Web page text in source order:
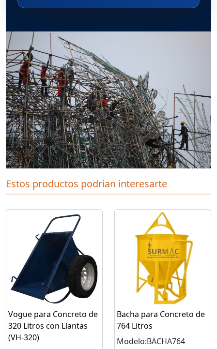
Estos productos podrian interesarte
Vogue para Concreto de
320 Litros con Llantas
(VH-320)
Bacha para Concreto de
764 Litros
Modelo:BACHA764